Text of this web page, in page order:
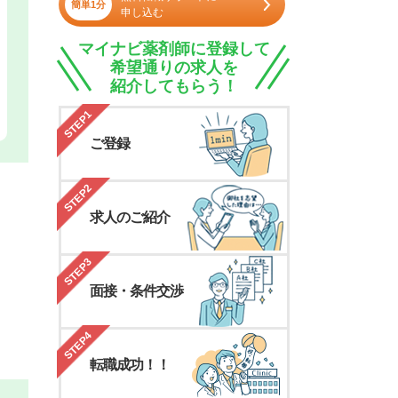
簡単1分
申し込む
マイナビ薬剤師に登録して
希望通りの求人を
紹介してもらう！
STEP1
ご登録
STEP2
求人のご紹介
STEP3
面接・条件交渉
STEP4
転職成功！！